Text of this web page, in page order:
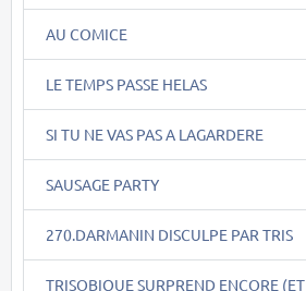
AU COMICE
LE TEMPS PASSE HELAS
SI TU NE VAS PAS A LAGARDERE
SAUSAGE PARTY
270.DARMANIN DISCULPE PAR TRIS
TRISOBIQUE SURPREND ENCORE (ET